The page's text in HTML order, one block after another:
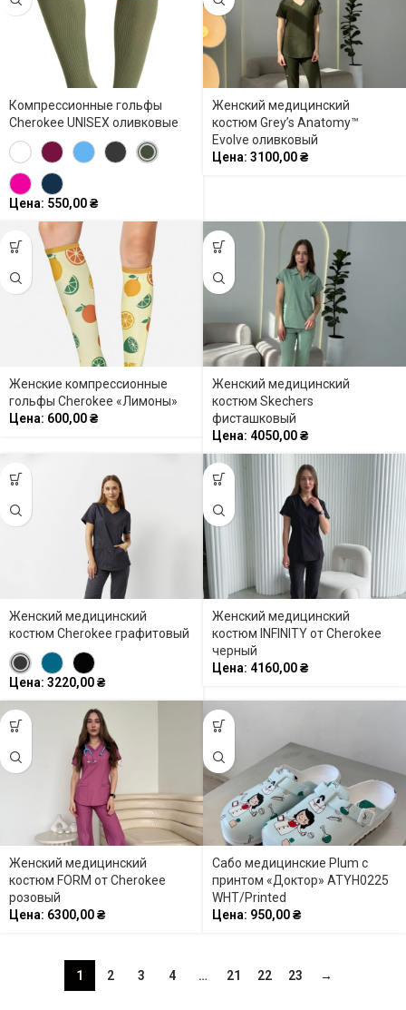
Компрессионные гольфы
Cherokee UNISEX оливковые
Цена: 550,00₴
Женский медицинский
костюм Grey’s Anatomy™
Evolve оливковый
Цена: 3100,00₴
Женские компрессионные
гольфы Cherokee «Лимоны»
Цена: 600,00₴
Женский медицинский
костюм Skechers
фисташковый
Цена: 4050,00₴
Женский медицинский
костюм Cherokee графитовый
Цена: 3220,00₴
Женский медицинский
костюм INFINITY от Cherokee
черный
Цена: 4160,00₴
Женский медицинский
костюм FORM от Cherokee
розовый
Цена: 6300,00₴
Сабо медицинские Plum с
принтом «Доктор» ATYH0225
WHT/Printed
Цена: 950,00₴
1 2 3 4 … 21 22 23 →